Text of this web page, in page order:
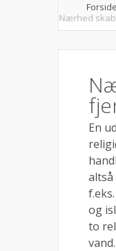
Nærhed
En
og
to